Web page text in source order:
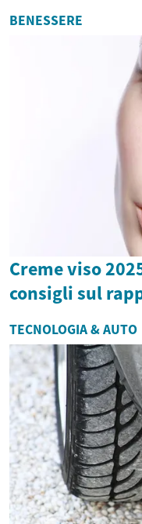
BENESSERE
Creme viso
consigli sul
TECNOLOGIA & AUTO